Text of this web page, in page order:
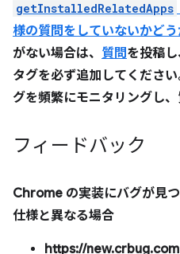
getInstalledRelatedApps
様の質問をしていないかどう
がない場合は、 質問を投稿し
タグを必ず追加してくださ
グを頻繁にモニタリングし、
フィードバック
Chrome の実装にバグが見
仕様と異なる場合
https://new.crbug.com